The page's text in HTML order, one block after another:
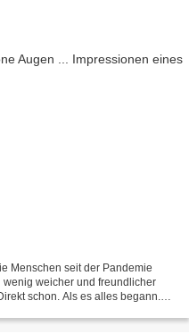
Menschen seit der Pandemie
weicher und freundlicher
schon. Als es alles begann.